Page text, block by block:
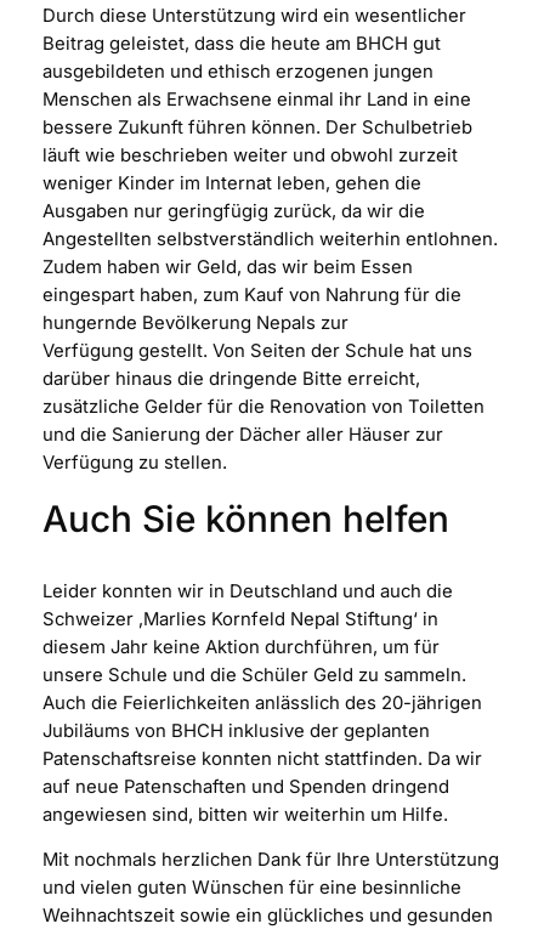
Durch diese Unterstützung wird ein wesentlicher
Beitrag geleistet, dass die heute am BHCH gut
ausgebildeten und ethisch erzogenen jungen
Menschen als Erwachsene einmal ihr Land in eine
bessere Zukunft führen können. Der Schulbetrieb
läuft wie beschrieben weiter und obwohl zurzeit
weniger Kinder im Internat leben, gehen die
Ausgaben nur geringfügig zurück, da wir die
Angestellten selbstverständlich weiterhin entlohnen.
Zudem haben wir Geld, das wir beim Essen
eingespart haben, zum Kauf von Nahrung für die
hungernde Bevölkerung Nepals zur
Verfügung gestellt. Von Seiten der Schule hat uns
darüber hinaus die dringende Bitte erreicht,
zusätzliche Gelder für die Renovation von Toiletten
und die Sanierung der Dächer aller Häuser zur
Verfügung zu stellen.
Auch Sie können helfen
Leider konnten wir in Deutschland und auch die
Schweizer ‚Marlies Kornfeld Nepal Stiftung‘ in
diesem Jahr keine Aktion durchführen, um für
unsere Schule und die Schüler Geld zu sammeln.
Auch die Feierlichkeiten anlässlich des 20-jährigen
Jubiläums von BHCH inklusive der geplanten
Patenschaftsreise konnten nicht stattfinden. Da wir
auf neue Patenschaften und Spenden dringend
angewiesen sind, bitten wir weiterhin um Hilfe.
Mit nochmals herzlichen Dank für Ihre Unterstützung
und vielen guten Wünschen für eine besinnliche
Weihnachtszeit sowie ein glückliches und gesunden